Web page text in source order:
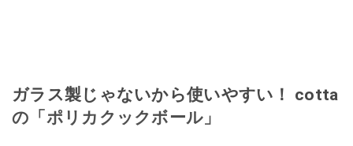
ガラス製じゃないから使いやすい！ cotta
の「ポリカクックボール」